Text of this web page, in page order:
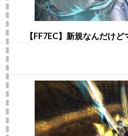
【FF7EC】新規なんだけ